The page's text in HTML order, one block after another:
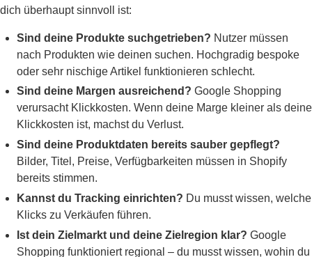
dich überhaupt sinnvoll ist:
Sind deine Produkte suchgetrieben? Nutzer müssen
nach Produkten wie deinen suchen. Hochgradig bespoke
oder sehr nischige Artikel funktionieren schlecht.
Sind deine Margen ausreichend? Google Shopping
verursacht Klickkosten. Wenn deine Marge kleiner als deine
Klickkosten ist, machst du Verlust.
Sind deine Produktdaten bereits sauber gepflegt?
Bilder, Titel, Preise, Verfügbarkeiten müssen in Shopify
bereits stimmen.
Kannst du Tracking einrichten? Du musst wissen, welche
Klicks zu Verkäufen führen.
Ist dein Zielmarkt und deine Zielregion klar? Google
Shopping funktioniert regional – du musst wissen, wohin du